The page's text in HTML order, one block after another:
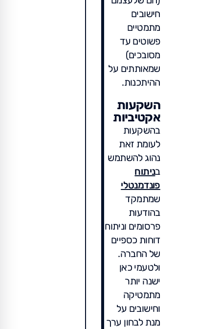
חישובים
מתמטיים
פשוטים עד
מסובכים)
שמאותתים על
ההיתכנות.
השקעות
אקטיביות
בהשקעות
לעומת זאת
נהוג להשתמש
בניתוח
פונדמנטלי
שמתמקד
בהודעות
פרסומים וניתוח
דוחות כספיים
של החברה.
ולטעמי כאן
ישנה יותר
מתמטיקה
וחישובים על
מנת לבחון ערך